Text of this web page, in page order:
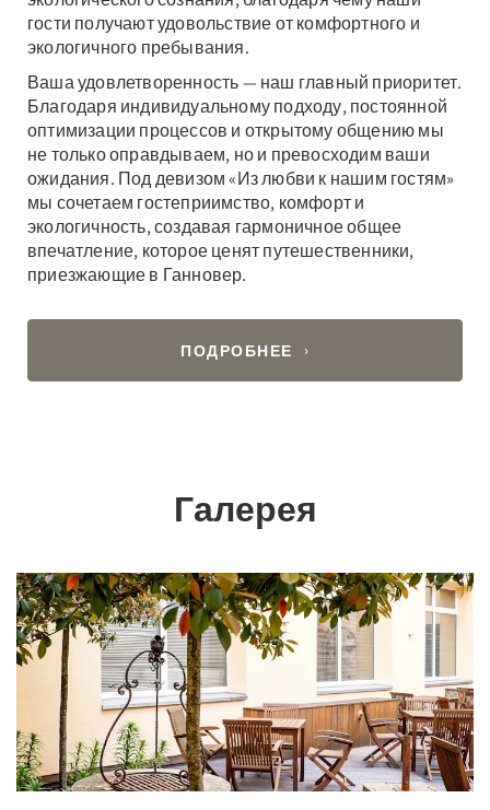
гости получают удовольствие от комфортного и
экологичного пребывания.
Ваша удовлетворенность — наш главный приоритет.
Благодаря индивидуальному подходу, постоянной
оптимизации процессов и открытому общению мы
не только оправдываем, но и превосходим ваши
ожидания. Под девизом «Из любви к нашим гостям»
мы сочетаем гостеприимство, комфорт и
экологичность, создавая гармоничное общее
впечатление, которое ценят путешественники,
приезжающие в Ганновер.
ПОДРОБНЕЕ
Галерея